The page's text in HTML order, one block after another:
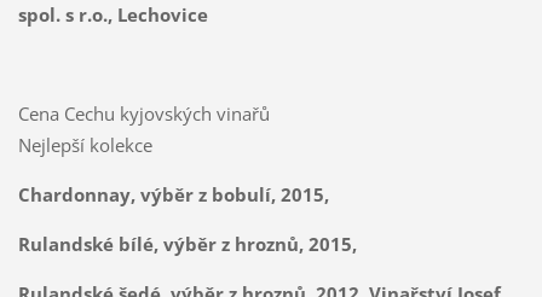
spol. s r.o., Lechovice
Cena Cechu kyjovských vinařů
Nejlepší kolekce
Chardonnay, výběr z bobulí, 2015,
Rulandské bílé, výběr z hroznů, 2015,